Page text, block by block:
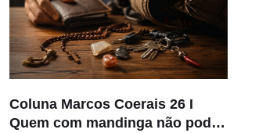
Coluna Marcos Coerais 26 I
Quem com mandinga não pode,